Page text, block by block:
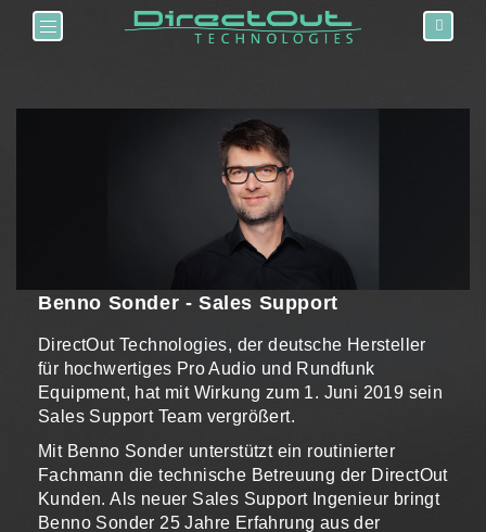
Toggle navigation
Benno Sonder - Sales Support
DirectOut Technologies, der deutsche Hersteller
für hochwertiges Pro Audio und Rundfunk
Equipment, hat mit Wirkung zum 1. Juni 2019 sein
Sales Support Team vergrößert.
Mit Benno Sonder unterstützt ein routinierter
Fachmann die technische Betreuung der DirectOut
Kunden. Als neuer Sales Support Ingenieur bringt
Benno Sonder 25 Jahre Erfahrung aus der